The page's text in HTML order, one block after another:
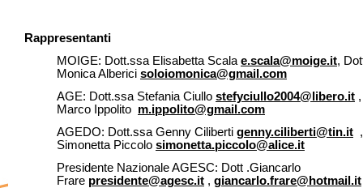
Rappresentanti
MOIGE: Dott.ssa Elisabetta Scala e.scala@moige.it,
Monica Alberici soloiomonica@gmail.com
AGE: Dott.ssa Stefania Ciullo stefyciullo2004@libero.it
Marco Ippolito m.ippolito@gmail.com
AGEDO: Dott.ssa Genny Ciliberti genny.ciliberti@tin.it
Simonetta Piccolo simonetta.piccolo@alice.it
Presidente Nazionale AGESC: Dott .Giancarlo
Frare presidente@agesc.it , giancarlo.frare@hotmail.it